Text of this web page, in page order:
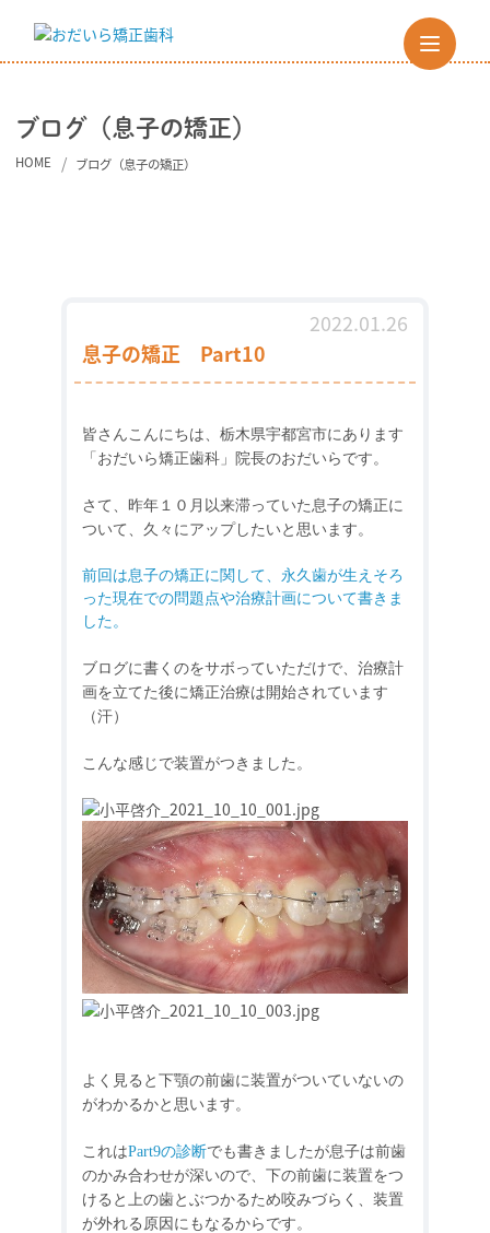
ブログ（息子の矯正）
HOME ブログ（息子の矯正）
2022.01.26
息子の矯正 Part10
皆さんこんにちは、栃木県宇都宮市にあります
「おだいら矯正歯科」院長のおだいらです。
さて、昨年１０月以来滞っていた息子の矯正に
ついて、久々にアップしたいと思います。
前回は息子の矯正に関して、永久歯が生えそろ
った現在での問題点や治療計画について書きま
した。
ブログに書くのをサボっていただけで、治療計
画を立てた後に矯正治療は開始されています
（汗）
こんな感じで装置がつきました。
よく見ると下顎の前歯に装置がついていないの
がわかるかと思います。
これはPart9の診断でも書きましたが息子は前歯
のかみ合わせが深いので、下の前歯に装置をつ
けると上の歯とぶつかるため咬みづらく、装置
が外れる原因にもなるからです。